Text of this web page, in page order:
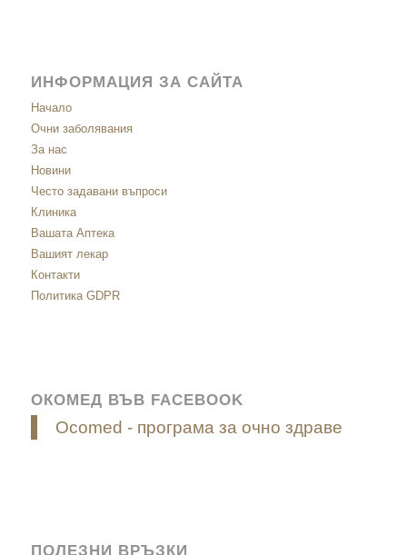
ИНФОРМАЦИЯ ЗА САЙТА
Начало
Очни заболявания
За нас
Новини
Често задавани въпроси
Клиника
Вашата Аптека
Вашият лекар
Контакти
Политика GDPR
ОКОМЕД ВЪВ FACEBOOK
Ocomed - програма за очно здраве
ПОЛЕЗНИ ВРЪЗКИ